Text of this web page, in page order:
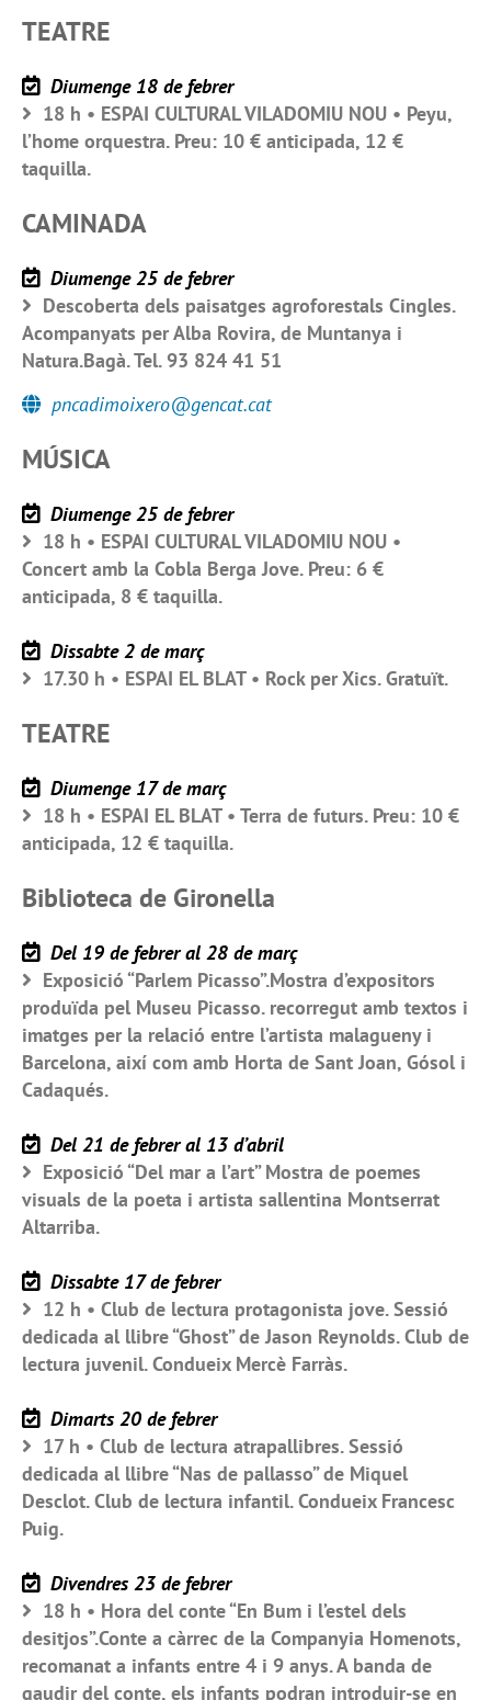
TEATRE
Diumenge 18 de febrer
18 h • ESPAI CULTURAL VILADOMIU NOU • Peyu,
l’home orquestra. Preu: 10 € anticipada, 12 €
taquilla.
CAMINADA
Diumenge 25 de febrer
Descoberta dels paisatges agroforestals Cingles.
Acompanyats per Alba Rovira, de Muntanya i
Natura.Bagà. Tel. 93 824 41 51
pncadimoixero@gencat.cat
MÚSICA
Diumenge 25 de febrer
18 h • ESPAI CULTURAL VILADOMIU NOU •
Concert amb la Cobla Berga Jove. Preu: 6 €
anticipada, 8 € taquilla.
Dissabte 2 de març
17.30 h • ESPAI EL BLAT • Rock per Xics. Gratuït.
TEATRE
Diumenge 17 de març
18 h • ESPAI EL BLAT • Terra de futurs. Preu: 10 €
anticipada, 12 € taquilla.
Biblioteca de Gironella
Del 19 de febrer al 28 de març
Exposició “Parlem Picasso”.Mostra d’expositors
produïda pel Museu Picasso. recorregut amb textos i
imatges per la relació entre l’artista malagueny i
Barcelona, així com amb Horta de Sant Joan, Gósol i
Cadaqués.
Del 21 de febrer al 13 d’abril
Exposició “Del mar a l’art” Mostra de poemes
visuals de la poeta i artista sallentina Montserrat
Altarriba.
Dissabte 17 de febrer
12 h • Club de lectura protagonista jove. Sessió
dedicada al llibre “Ghost” de Jason Reynolds. Club de
lectura juvenil. Condueix Mercè Farràs.
Dimarts 20 de febrer
17 h • Club de lectura atrapallibres. Sessió
dedicada al llibre “Nas de pallasso” de Miquel
Desclot. Club de lectura infantil. Condueix Francesc
Puig.
Divendres 23 de febrer
18 h • Hora del conte “En Bum i l’estel dels
desitjos”.Conte a càrrec de la Companyia Homenots,
recomanat a infants entre 4 i 9 anys. A banda de
gaudir del conte, els infants podran introduir-se en